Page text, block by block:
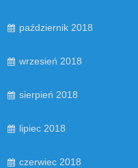
październik 2018
wrzesień 2018
sierpień 2018
lipiec 2018
czerwiec 2018